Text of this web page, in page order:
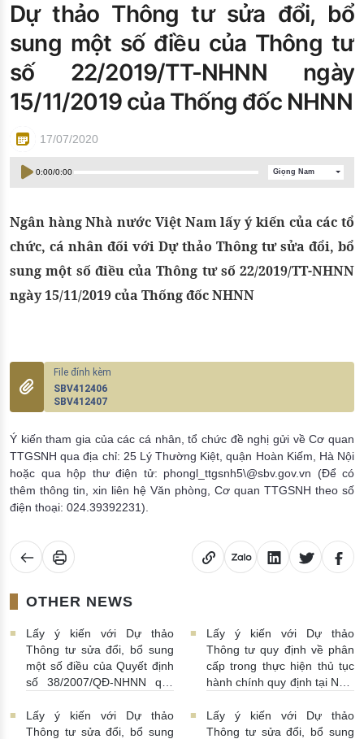
Đào tạo ISO
Dự thảo Thông tư sửa đổi, bổ
sung một số điều của Thông tư
số 22/2019/TT-NHNN ngày
15/11/2019 của Thống đốc NHNN
17/07/2020
0:00/0:00 Giọng Nam
Ngân hàng Nhà nước Việt Nam lấy ý kiến của các tổ
chức, cá nhân đối với Dự thảo Thông tư sửa đổi, bổ
sung một số điều của Thông tư số 22/2019/TT-NHNN
ngày 15/11/2019 của Thống đốc NHNN
SBV412406
SBV412407
Ý kiến tham gia của các cá nhân, tổ chức đề nghị gửi về Cơ quan
TTGSNH qua địa chỉ: 25 Lý Thường Kiệt, quận Hoàn Kiếm, Hà Nội
hoặc qua hộp thư điện tử: phongl_ttgsnh5\@sbv.gov.vn (Để có
thêm thông tin, xin liên hệ Văn phòng, Cơ quan TTGSNH theo số
điện thoại: 024.39392231).
OTHER NEWS
Lấy ý kiến với Dự thảo
Thông tư sửa đổi, bổ sung
một số điều của Quyết định
số 38/2007/QĐ-NHNN quy
dụng và quản lý mã tổ chức
phát hành thẻ ngân hàng
Lấy ý kiến với Dự thảo
Thông tư quy định về phân
cấp trong thực hiện thủ tục
hành chính quy định tại Nghị
ngày 29 tháng 4 năm 2025
của Chính phủ quy định về
Lấy ý kiến với Dự thảo
Thông tư sửa đổi, bổ sung
Lấy ý kiến với Dự thảo
Thông tư sửa đổi, bổ sung